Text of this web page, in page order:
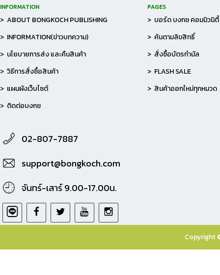
INFORMATION
> ABOUT BONGKOCH PUBLISHING
> INFORMATION(ข่าวบทความ)
> นโยบายการส่ง และคืนสินค้า
> วิธีการสั่งซื้อสินค้า
> แผนผังเว็บไซต์
> ติดต่อบงกช
PAGES
> บอร์ด บงกช คอมมิวนิตี้
> ค้นตามลิขสิทธิ์
> สั่งซื้อบัตรกำนัล
> FLASH SALE
> สินค้าออกใหม่ทุกหมวด
02-807-7887
support@bongkoch.com
จันทร์-เสาร์ 9.00-17.00น.
Copyright